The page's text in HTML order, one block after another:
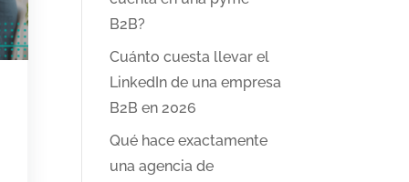
B2B?
Cuánto cuesta llevar el
LinkedIn de una empresa
B2B en 2026
Qué hace exactamente
una agencia de